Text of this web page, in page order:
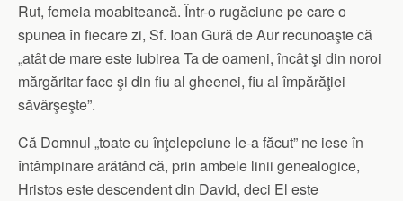
Rut, femeia moabiteancă. Într-o rugăciune pe care o
spunea în fiecare zi, Sf. Ioan Gură de Aur recunoaşte că
„atât de mare este iubirea Ta de oameni, încât şi din noroi
mărgăritar face şi din fiu al gheenei, fiu al împărăţiei
săvârşeşte”.
Că Domnul „toate cu înţelepciune le-a făcut” ne iese în
întâmpinare arătând că, prin ambele linii genealogice,
Hristos este descendent din David, deci El este